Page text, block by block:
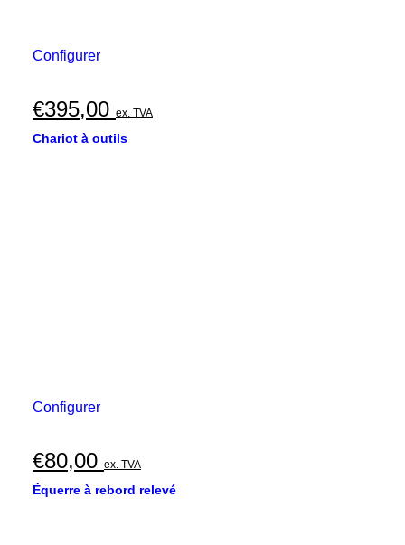
Configurer
€395,00 ex. TVA
Chariot à outils
Configurer
€80,00 ex. TVA
Équerre à rebord relevé